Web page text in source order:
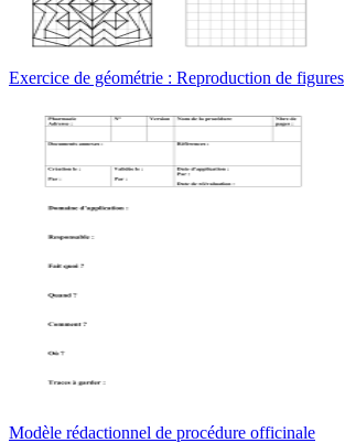
Exercice de géométrie : Reproduction de figures
Modèle rédactionnel de procédure officinale